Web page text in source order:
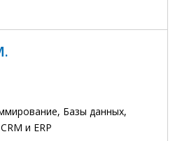
Базы данных,
и ERP